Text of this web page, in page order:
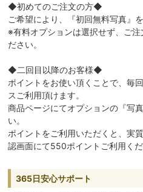
◆初めてのご注文の方◆
ご希望により、『初回無料写真』
※有料オプションは選択せず、ご注
ださい。
◆二回目以降のお客様◆
ポイントをお使い頂くことで、毎
スご利用頂けます。
商品ページにてオプションの『写
い。
ポイントをご利用いただくと、実
認画面にて550ポイントご利用くだ
365日安心サポート